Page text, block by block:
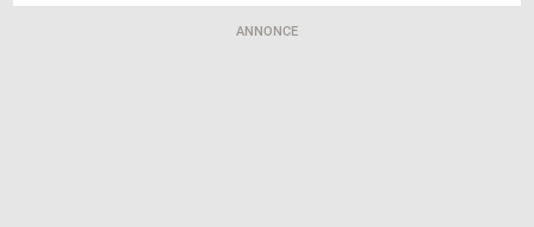
ANNONCE